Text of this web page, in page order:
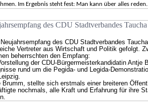
Im Ergebnis steht fest: Man kann über alles reden.
des CDU Stadtverbandes Taucha
des CDU Stadtverbandes
Vertreter aus Wirtschaft und Politik gefolgt.
beherrschten den Empfang:
der CDU-Bürgermeisterkandidatin Antje
rund um die Pegida- und Legida-
Brumm, stellte sich erstmals einer breiteren
nochmals, alle Kraft und Erfahrung für ihre